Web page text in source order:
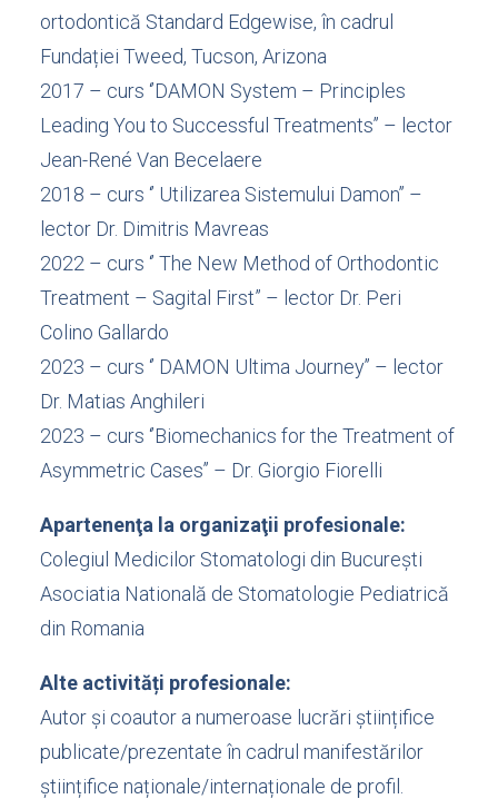
ortodontică Standard Edgewise, în cadrul
Fundației Tweed, Tucson, Arizona
2017 – curs ‘’DAMON System – Principles
Leading You to Successful Treatments’’ – lector
Jean-René Van Becelaere
2018 – curs ‘’ Utilizarea Sistemului Damon’’ –
lector Dr. Dimitris Mavreas
2022 – curs ‘’ The New Method of Orthodontic
Treatment – Sagital First” – lector Dr. Peri
Colino Gallardo
2023 – curs ‘’ DAMON Ultima Journey’’ – lector
Dr. Matias Anghileri
2023 – curs ‘’Biomechanics for the Treatment of
Asymmetric Cases’’ – Dr. Giorgio Fiorelli
Apartenenţa la organizaţii profesionale:
Colegiul Medicilor Stomatologi din București
Asociatia Natională de Stomatologie Pediatrică
din Romania
Alte activități profesionale:
Autor și coautor a numeroase lucrări științifice
publicate/prezentate în cadrul manifestărilor
științifice naționale/internaționale de profil.